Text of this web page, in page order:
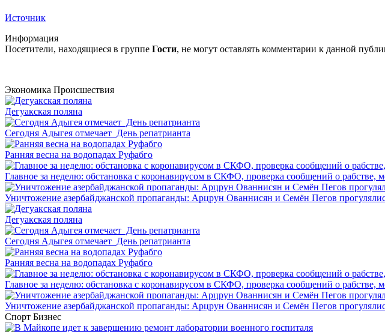
Источник
Информация
Посетители, находящиеся в группе Гости, не могут оставлять комментарии к данной
Экономика Происшествия
Дегуакская поляна
Сегодня Адыгея отмечает День репатрианта
Ранняя весна на водопадах Руфабго
Главное за неделю: обстановка с коронавирусом в СКФО, проверка сообщений о рабстве,
Уничтожение азербайджанской пропаганды: Арцрун Ованнисян и Семён Пегов
Дегуакская поляна
Сегодня Адыгея отмечает День репатрианта
Ранняя весна на водопадах Руфабго
Главное за неделю: обстановка с коронавирусом в СКФО, проверка сообщений о рабстве,
Уничтожение азербайджанской пропаганды: Арцрун Ованнисян и Семён Пегов
Спорт Бизнес